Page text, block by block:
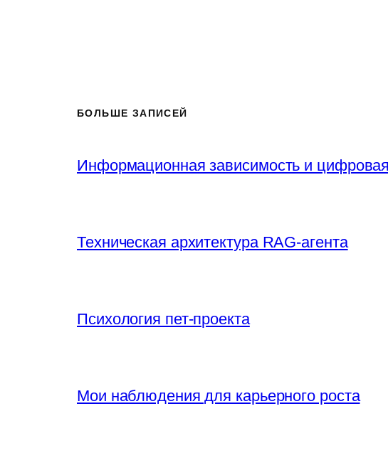
БОЛЬШЕ ЗАПИСЕЙ
Информационная зависимость и цифровая
Техническая архитектура RAG-агента
Психология пет-проекта
Мои наблюдения для карьерного роста